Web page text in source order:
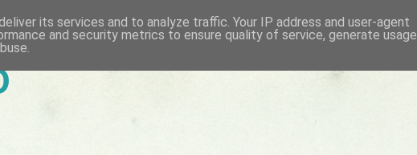
its services and to analyze traffic. Your IP address and user-agent
and security metrics to ensure quality of service, generate usage